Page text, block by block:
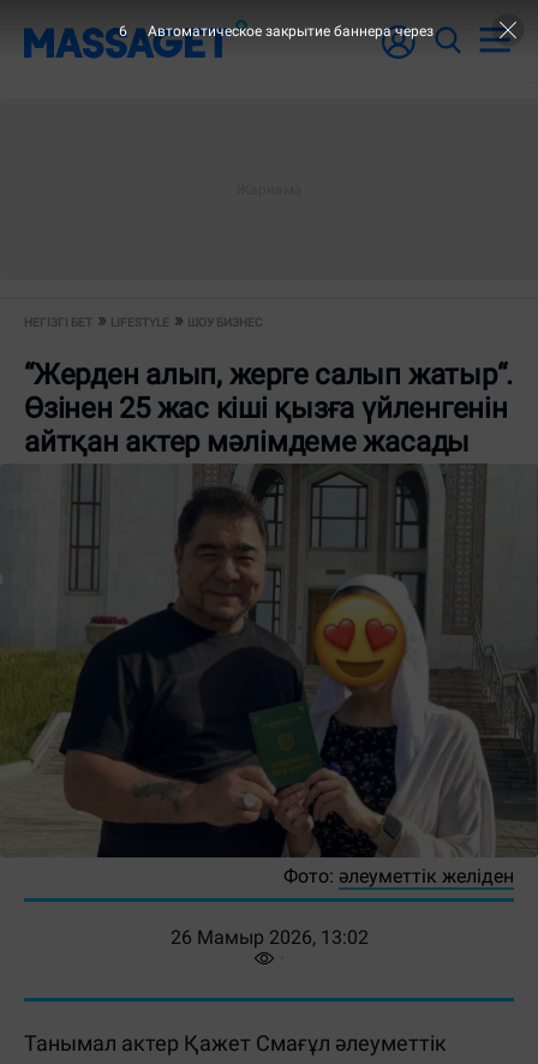
НЕГІЗГІ БЕТ LIFESTYLE ШОУ БИЗНЕС
“Жерден алып, жерге салып жатыр“.
Өзінен 25 жас кіші қызға үйленгенін
айтқан актер мәлімдеме жасады
Фото: әлеуметтік желіден
26 Мамыр 2026, 13:02
Танымал актер Қажет Смағұл әлеуметтік
6 Автоматическое закрытие баннера через